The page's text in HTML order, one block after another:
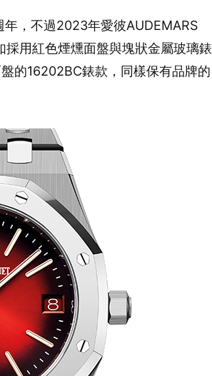
，不過2023年愛彼AUDEMARS
用紅色煙燻面盤與塊狀金屬玻璃錶
的16202BC錶款，同樣保有品牌的